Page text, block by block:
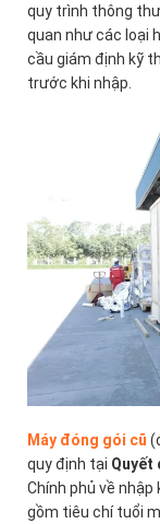
quy trình thông
quan như các loại
cầu giám định kỹ
trước khi nhập.
Máy đóng gói cũ
quy định tại Quyết
Chính phủ về
gồm tiêu chí tuổi